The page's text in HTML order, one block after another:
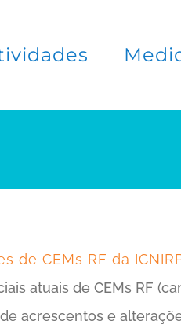
CEMs RF da
atuais de CEMs RF
acrescentos e